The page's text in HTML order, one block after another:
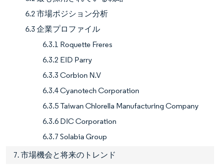
6.2 市場ポジション分析
6.3 企業プロファイル
6.3.1 Roquette Freres
6.3.2 EID Parry
6.3.3 Corbion N.V
6.3.4 Cyanotech Corporation
6.3.5 Taiwan Chlorella Manufacturing Company
6.3.6 DIC Corporation
6.3.7 Solabia Group
7. 市場機会と将来のトレンド